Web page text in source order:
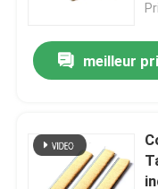
A propos de nous
Visite d'usine
Contact
meilleur